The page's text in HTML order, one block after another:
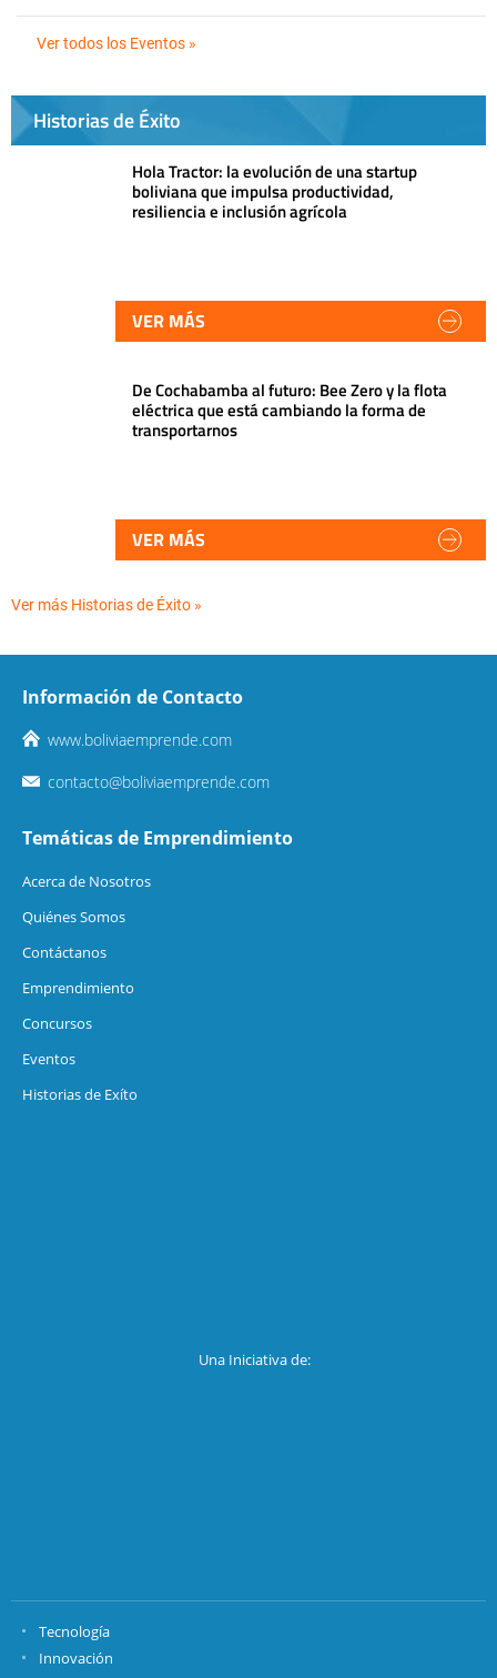
Ver todos los Eventos »
Historias de Éxito
Hola Tractor: la evolución de una startup
boliviana que impulsa productividad,
resiliencia e inclusión agrícola
VER MÁS
De Cochabamba al futuro: Bee Zero y la flota
eléctrica que está cambiando la forma de
transportarnos
VER MÁS
Ver más Historias de Éxito »
Información de Contacto
www.boliviaemprende.com
contacto@boliviaemprende.com
Temáticas de Emprendimiento
Acerca de Nosotros
Quiénes Somos
Contáctanos
Emprendimiento
Concursos
Eventos
Historias de Exíto
Una Iniciativa de:
Tecnología
Innovación